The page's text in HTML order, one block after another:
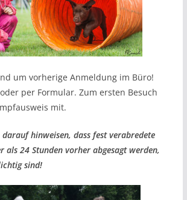
um vorherige Anmeldung im Büro!
per Formular. Zum ersten Besuch
mit.
hinweisen, dass fest verabredete
als 24 Stunden vorher abgesagt werden,
sind!